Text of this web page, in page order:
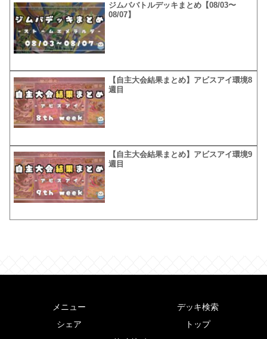
ジムババトルデッキまとめ【08/03〜
08/07】
【自主大会結果まとめ】アビスアイ環境8
週目
【自主大会結果まとめ】アビスアイ環境9
週目
メニュー
デッキ検索
シェア
トップ